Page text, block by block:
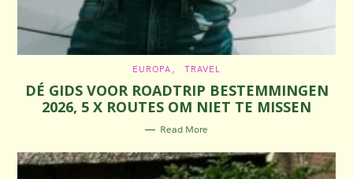
T
E
G
O
R
I
S
EUROPA TRAVEL
DÉ GIDS VOOR ROADTRIP BESTEMMINGEN
2026, 5 X ROUTES OM NIET TE MISSEN
Read More